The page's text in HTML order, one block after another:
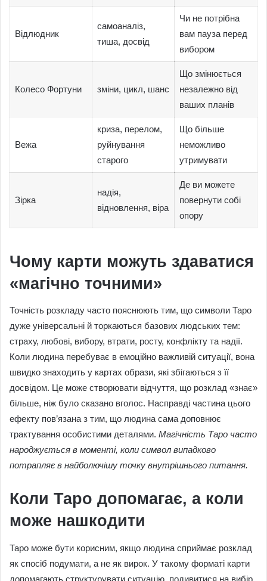
Відлюдник
самоаналіз,
тиша, досвід
Чи не потрібна
вам пауза перед
вибором
Колесо Фортуни зміни, цикл, шанс
Що змінюється
незалежно від
ваших планів
Вежа
криза, перелом,
руйнування
старого
Що більше
неможливо
утримувати
Зірка
надія,
відновлення, віра
Де ви можете
повернути собі
опору
Чому карти можуть здаватися
«магічно точними»
Точність розкладу часто пояснюють тим, що символи Таро
дуже універсальні й торкаються базових людських тем:
страху, любові, вибору, втрати, росту, конфлікту та надії.
Коли людина перебуває в емоційно важливій ситуації, вона
швидко знаходить у картах образи, які збігаються з її
досвідом. Це може створювати відчуття, що розклад «знає»
більше, ніж було сказано вголос. Насправді частина цього
ефекту пов’язана з тим, що людина сама доповнює
трактування особистими деталями. Магічність Таро часто
народжується в моменті, коли символ випадково
потрапляє в найболючішу точку внутрішнього питання.
Коли Таро допомагає, а коли
може нашкодити
Таро може бути корисним, якщо людина сприймає розклад
як спосіб подумати, а не як вирок. У такому форматі карти
допомагають структурувати ситуацію, подивитися на вибір